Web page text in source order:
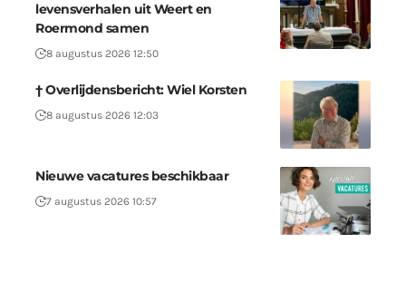
levensverhalen uit Weert en
Roermond samen
8 augustus 2026 12:50
† Overlijdensbericht: Wiel Korsten
8 augustus 2026 12:03
Nieuwe vacatures beschikbaar
7 augustus 2026 10:57